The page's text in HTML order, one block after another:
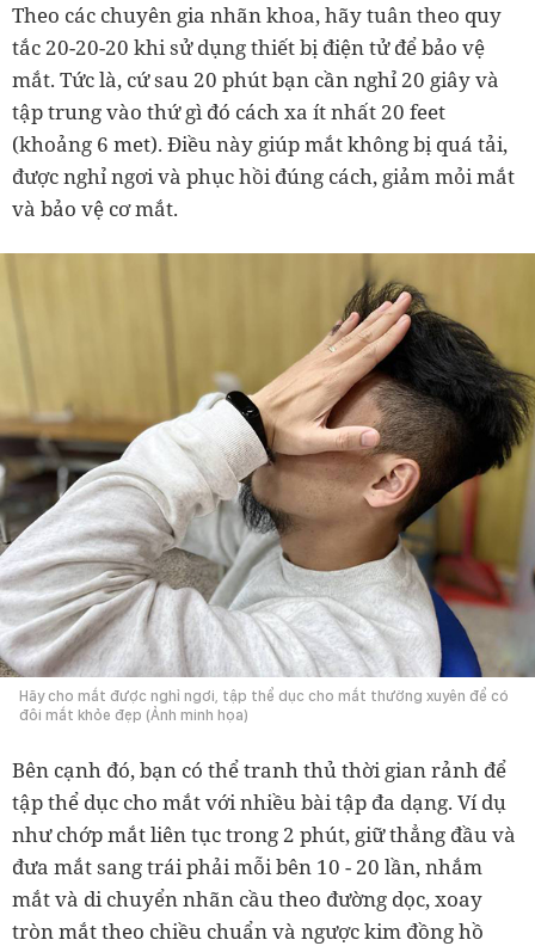
Theo các chuyên gia nhãn khoa, hãy tuân theo quy
tắc 20-20-20 khi sử dụng thiết bị điện tử để bảo vệ
mắt. Tức là, cứ sau 20 phút bạn cần nghỉ 20 giây và
tập trung vào thứ gì đó cách xa ít nhất 20 feet
(khoảng 6 met). Điều này giúp mắt không bị quá tải,
được nghỉ ngơi và phục hồi đúng cách, giảm mỏi mắt
và bảo vệ cơ mắt.
Hãy cho mắt được nghỉ ngơi, tập thể dục cho mắt thường xuyên để có
đôi mắt khỏe đẹp (Ảnh minh họa)
Bên cạnh đó, bạn có thể tranh thủ thời gian rảnh để
tập thể dục cho mắt với nhiều bài tập đa dạng. Ví dụ
như chớp mắt liên tục trong 2 phút, giữ thẳng đầu và
đưa mắt sang trái phải mỗi bên 10 - 20 lần, nhắm
mắt và di chuyển nhãn cầu theo đường dọc, xoay
tròn mắt theo chiều chuẩn và ngược kim đồng hồ